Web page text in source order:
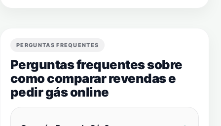
PERGUNTAS FREQUENTES
Perguntas frequentes sobre
como comparar revendas e
pedir gás online